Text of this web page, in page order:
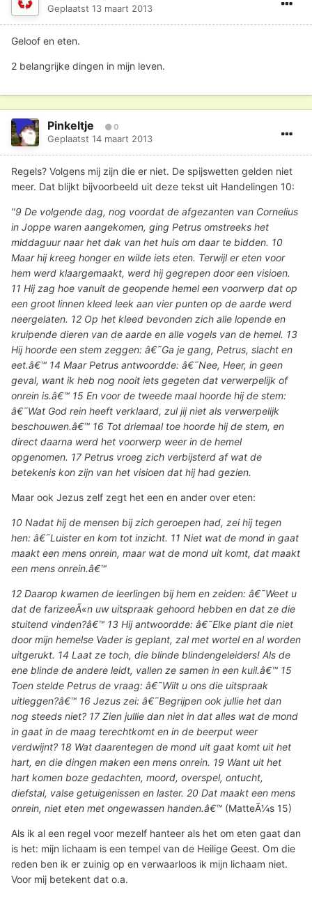
Geplaatst 13 maart 2013
Geloof en eten.
2 belangrijke dingen in mijn leven.
Pinkeltje 0
Geplaatst 14 maart 2013
Regels? Volgens mij zijn die er niet. De spijswetten gelden niet
meer. Dat blijkt bijvoorbeeld uit deze tekst uit Handelingen 10:
"9 De volgende dag, nog voordat de afgezanten van Cornelius
in Joppe waren aangekomen, ging Petrus omstreeks het
middaguur naar het dak van het huis om daar te bidden. 10
Maar hij kreeg honger en wilde iets eten. Terwijl er eten voor
hem werd klaargemaakt, werd hij gegrepen door een visioen.
11 Hij zag hoe vanuit de geopende hemel een voorwerp dat op
een groot linnen kleed leek aan vier punten op de aarde werd
neergelaten. 12 Op het kleed bevonden zich alle lopende en
kruipende dieren van de aarde en alle vogels van de hemel. 13
Hij hoorde een stem zeggen: â€˜Ga je gang, Petrus, slacht en
eet.â€™ 14 Maar Petrus antwoordde: â€˜Nee, Heer, in geen
geval, want ik heb nog nooit iets gegeten dat verwerpelijk of
onrein is.â€™ 15 En voor de tweede maal hoorde hij de stem:
â€˜Wat God rein heeft verklaard, zul jij niet als verwerpelijk
beschouwen.â€™ 16 Tot driemaal toe hoorde hij de stem, en
direct daarna werd het voorwerp weer in de hemel
opgenomen. 17 Petrus vroeg zich verbijsterd af wat de
betekenis kon zijn van het visioen dat hij had gezien.
Maar ook Jezus zelf zegt het een en ander over eten:
10 Nadat hij de mensen bij zich geroepen had, zei hij tegen
hen: â€˜Luister en kom tot inzicht. 11 Niet wat de mond in gaat
maakt een mens onrein, maar wat de mond uit komt, dat maakt
een mens onrein.â€™
12 Daarop kwamen de leerlingen bij hem en zeiden: â€˜Weet u
dat de farizeeÃ«n uw uitspraak gehoord hebben en dat ze die
stuitend vinden?â€™ 13 Hij antwoordde: â€˜Elke plant die niet
door mijn hemelse Vader is geplant, zal met wortel en al worden
uitgerukt. 14 Laat ze toch, die blinde blindengeleiders! Als de
ene blinde de andere leidt, vallen ze samen in een kuil.â€™ 15
Toen stelde Petrus de vraag: â€˜Wilt u ons die uitspraak
uitleggen?â€™ 16 Jezus zei: â€˜Begrijpen ook jullie het dan
nog steeds niet? 17 Zien jullie dan niet in dat alles wat de mond
in gaat in de maag terechtkomt en in de beerput weer
verdwijnt? 18 Wat daarentegen de mond uit gaat komt uit het
hart, en die dingen maken een mens onrein. 19 Want uit het
hart komen boze gedachten, moord, overspel, ontucht,
diefstal, valse getuigenissen en laster. 20 Dat maakt een mens
onrein, niet eten met ongewassen handen.â€™ (MatteÃ¼s 15)
Als ik al een regel voor mezelf hanteer als het om eten gaat dan
is het: mijn lichaam is een tempel van de Heilige Geest. Om die
reden ben ik er zuinig op en verwaarloos ik mijn lichaam niet.
Voor mij betekent dat o.a.